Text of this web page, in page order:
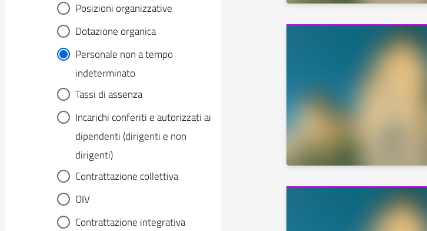
Posizioni organizzative
Dotazione organica
Personale non a tempo
indeterminato
Tassi di assenza
Incarichi conferiti e autorizzati ai
dipendenti (dirigenti e non
dirigenti)
Contrattazione collettiva
OIV
Contrattazione integrativa